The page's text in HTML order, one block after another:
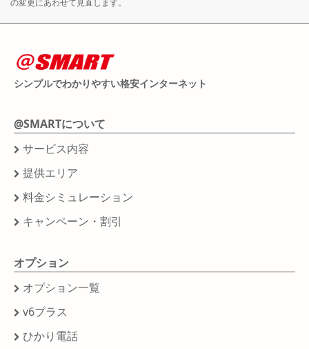
の変更にあわせて見直します。
シンプルでわかりやすい格安インターネット
@SMARTについて
サービス内容
提供エリア
料金シミュレーション
キャンペーン・割引
オプション
オプション一覧
v6プラス
ひかり電話